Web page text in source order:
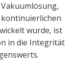
wurde, ist
in die Integrität